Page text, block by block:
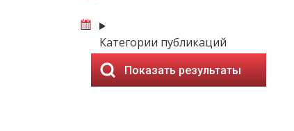
Категории публикаций
Показать результаты